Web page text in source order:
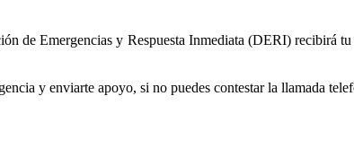
de Emergencias y Respuesta Inmediata (DERI) recibirá
y enviarte apoyo, si no puedes contestar la llamada